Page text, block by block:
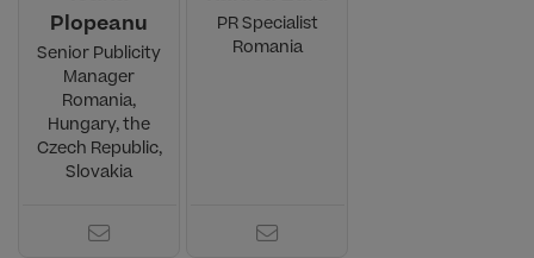
Plopeanu
Senior Publicity
Manager
Romania,
Hungary, the
Czech Republic,
Slovakia
PR Specialist
Romania